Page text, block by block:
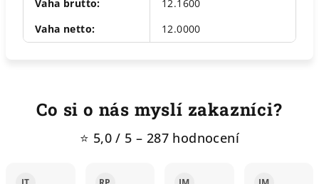
Vaha brutto:
12.1600
Vaha netto: 12.0000
Co si o nás myslí zakazníci?
⭐ 5,0 / 5 – 287 hodnocení